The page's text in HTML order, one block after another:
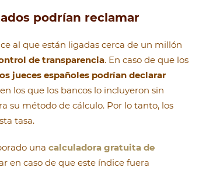
podrían reclamar
al que están ligadas cerca de un millón
de transparencia. En caso de que los
jueces españoles podrían declarar
los que los bancos lo incluyeron sin
su método de cálculo. Por lo tanto, los
tasa.
una calculadora gratuita de
en caso de que este índice fuera